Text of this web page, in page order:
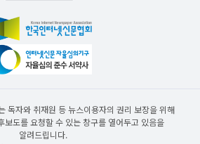
독자와 취재원 등 뉴스이용자의 권리 보장을 위해
보도를 요청할 수 있는 창구를 열어두고 있음을
알려드립니다.